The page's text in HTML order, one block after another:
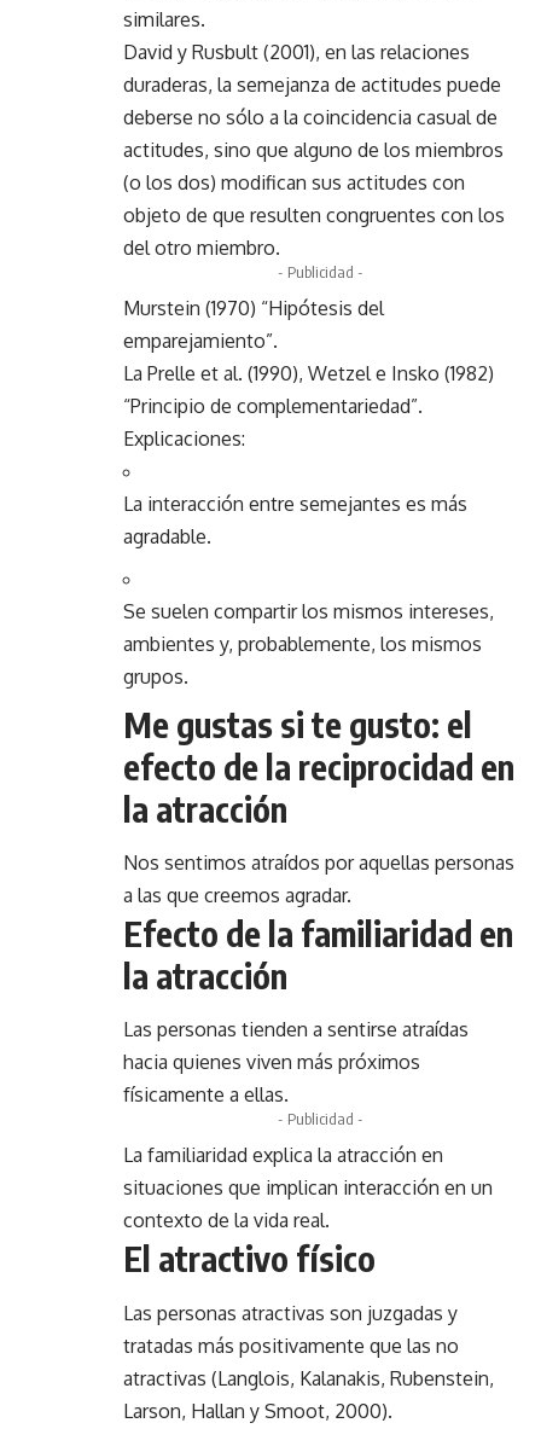
similares.
David y Rusbult (2001), en las relaciones
duraderas, la semejanza de actitudes puede
deberse no sólo a la coincidencia casual de
actitudes, sino que alguno de los miembros
(o los dos) modifican sus actitudes con
objeto de que resulten congruentes con los
del otro miembro.
- Publicidad -
Murstein (1970) “Hipótesis del
emparejamiento”.
La Prelle et al. (1990), Wetzel e Insko (1982)
“Principio de complementariedad”.
Explicaciones:
La interacción entre semejantes es más
agradable.
Se suelen compartir los mismos intereses,
ambientes y, probablemente, los mismos
grupos.
Me gustas si te gusto: el
efecto de la reciprocidad en
la atracción
Nos sentimos atraídos por aquellas personas
a las que creemos agradar.
Efecto de la familiaridad en
la atracción
Las personas tienden a sentirse atraídas
hacia quienes viven más próximos
físicamente a ellas.
- Publicidad -
La familiaridad explica la atracción en
situaciones que implican interacción en un
contexto de la vida real.
El atractivo físico
Las personas atractivas son juzgadas y
tratadas más positivamente que las no
atractivas (Langlois, Kalanakis, Rubenstein,
Larson, Hallan y Smoot, 2000).